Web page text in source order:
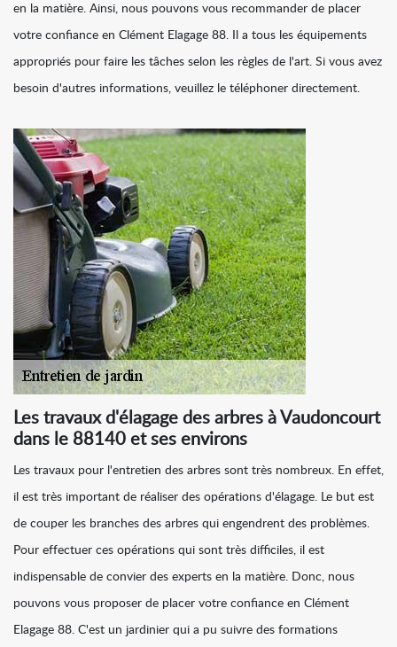
en la matière. Ainsi, nous pouvons vous recommander de placer
votre confiance en Clément Elagage 88. Il a tous les équipements
appropriés pour faire les tâches selon les règles de l'art. Si vous avez
besoin d'autres informations, veuillez le téléphoner directement.
Les travaux d'élagage des arbres à Vaudoncourt
dans le 88140 et ses environs
Les travaux pour l'entretien des arbres sont très nombreux. En effet,
il est très important de réaliser des opérations d'élagage. Le but est
de couper les branches des arbres qui engendrent des problèmes.
Pour effectuer ces opérations qui sont très difficiles, il est
indispensable de convier des experts en la matière. Donc, nous
pouvons vous proposer de placer votre confiance en Clément
Elagage 88. C'est un jardinier qui a pu suivre des formations